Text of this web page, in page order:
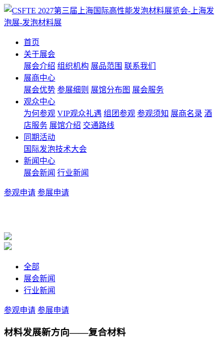
首页
关于展会
展会介绍 组织机构 展品范围 联系我们
展商中心
展会优势 参展细则 展馆分布图 展会服务
观众中心
为何参观 VIP观众礼遇 组团参观 参观须知 展商名录 酒
店服务 展馆介绍 交通路线
同期活动
国际发泡技术大会
新闻中心
展会新闻 行业新闻
参观申请 参展申请
全部
展会新闻
行业新闻
参观申请 参展申请
材料发展新方向——复合材料